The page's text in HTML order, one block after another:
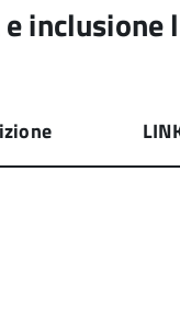
inclusione